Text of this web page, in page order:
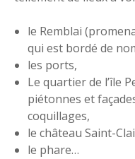
le Remblai
qui est bordé de
les ports,
Le quartier de l’île
piétonnes et
coquillages,
le château Saint-
le phare…